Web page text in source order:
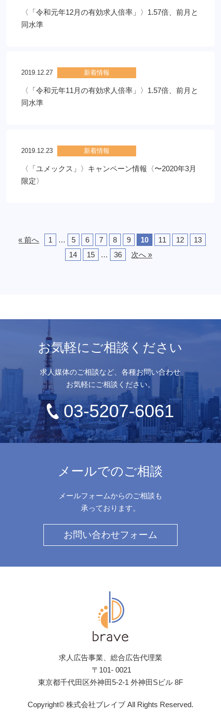
〈「令和元年12月の有効求人倍率」〉1.57倍、前月と
同水準
2019.12.27 新着情報
〈「令和元年11月の有効求人倍率」〉1.57倍、前月と
同水準
2019.12.23 新着情報
〈「ユメックス」〉キャンペーン情報〈〜2020年3月
限定〉
« 前へ 1 … 5 6 7 8 9 10 11 12
13
14
15 … 36 次へ »
お気軽にご相談ください
求人媒体のご相談など、各種お問い合わせ
お気軽にご相談ください。
03-5207-6061
メールでのご相談
メールフォームからのご相談も
承っております。
お問い合わせフォーム
求人広告事業、総合広告代理業
〒101- 0021
東京都千代田区外神田5-2-1 外神田Sビル 8F
Copyright© 株式会社ブレイブ All Rights Reserved.